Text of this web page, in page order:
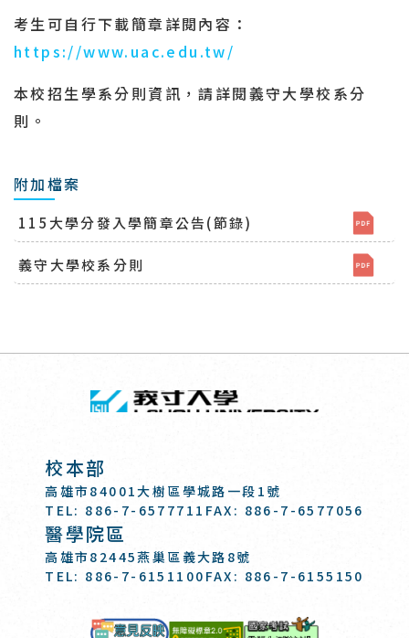
考生可自行下載簡章詳閱內容：
https://www.uac.edu.tw/
本校招生學系分則資訊，請詳閱義守大學校系分
則 。
附加檔案
115大學分發入學簡章公告(節錄)
義守大學校系分則
回頂端
校本部
高雄市84001大樹區學城路一段1號
TEL: 886-7-6577711 FAX: 886-7-6577056
醫學院區
高雄市82445燕巢區義大路8號
TEL: 886-7-6151100 FAX: 886-7-6155150
意見反映 國家考試-電